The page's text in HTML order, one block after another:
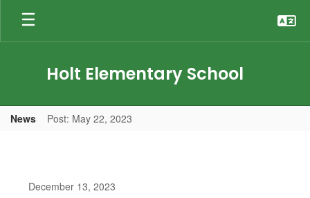
Skip
main
Holt Elementary School
News Post: May 22, 2023
December 13, 2023